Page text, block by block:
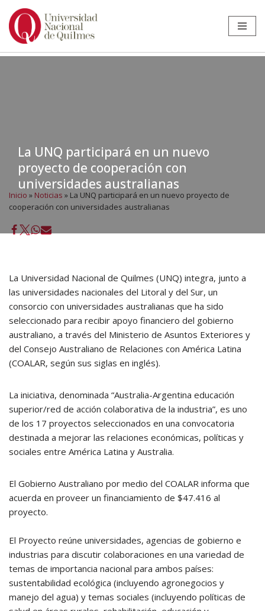
Ir
La UNQ participará en un nuevo
proyecto de cooperación con
universidades australianas
Inicio » Noticias » La UNQ participará en un nuevo proyecto de
cooperación con universidades australianas
La Universidad Nacional de Quilmes (UNQ) integra, junto a
las universidades nacionales del Litoral y del Sur, un
consorcio con universidades australianas que ha sido
seleccionado para recibir apoyo financiero del gobierno
australiano, a través del Ministerio de Asuntos Exteriores y
del Consejo Australiano de Relaciones con América Latina
(COALAR, según sus siglas en inglés).
La iniciativa, denominada “Australia-Argentina educación
superior/red de acción colaborativa de la industria”, es uno
de los 17 proyectos seleccionados en una convocatoria
destinada a mejorar las relaciones económicas, políticas y
sociales entre América Latina y Australia.
El Gobierno Australiano por medio del COALAR informa que
acuerda en proveer un financiamiento de $47.416 al
proyecto.
El Proyecto reúne universidades, agencias de gobierno e
industrias para discutir colaboraciones en una variedad de
temas de importancia nacional para ambos países:
sustentabilidad ecológica (incluyendo agronegocios y
manejo del agua) y temas sociales (incluyendo políticas de